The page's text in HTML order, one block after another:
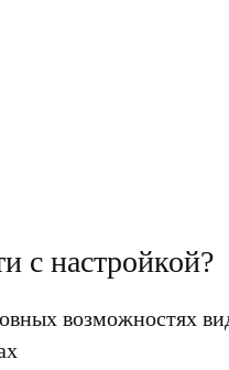
с настройкой?
возможностях